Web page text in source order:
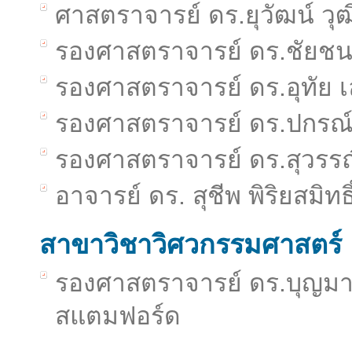
ศาสตราจารย์ ดร.ยุวัฒน์ วุ
รองศาสตราจารย์ ดร.ชัยช
รองศาสตราจารย์ ดร.อุทัย
รองศาสตราจารย์ ดร.ปก
รองศาสตราจารย์ ดร.สุวร
อาจารย์ ดร. สุชีพ พิริยสมิ
สาขาวิชาวิศวกรรมศาสตร์
รองศาสตราจารย์ ดร.บุญ
สแตมฟอร์ด